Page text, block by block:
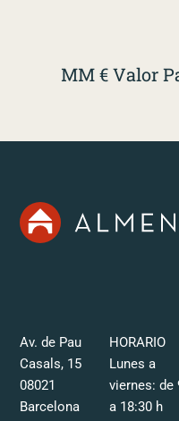
MM € Valor
Av. de Pau
Casals, 15
08021
Barcelona
HORARIO
Lunes a
viernes: de
a 18:30 h